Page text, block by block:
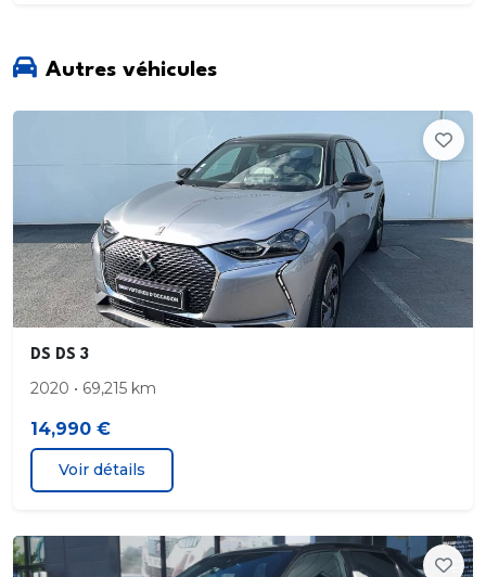
Autres véhicules
DS DS 3
2020 • 69,215 km
14,990 €
Voir détails